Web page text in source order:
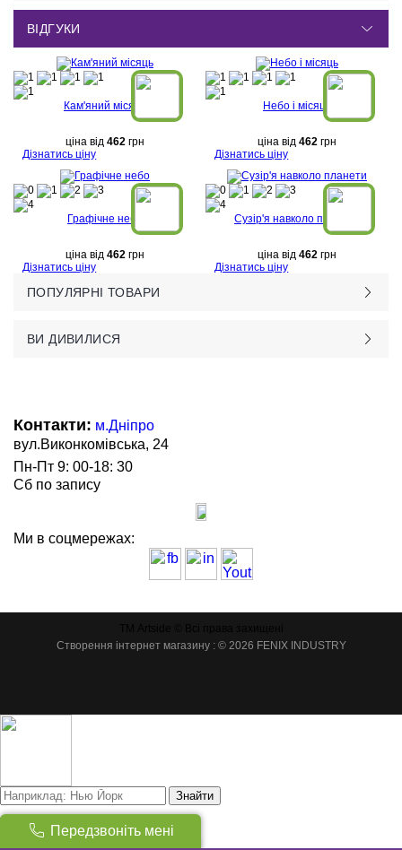
ВІДГУКИ
Кам'яний місяць
ціна від 462 грн
Дізнатись ціну
Небо і місяць
ціна від 462 грн
Дізнатись ціну
Графічне небо
ціна від 462 грн
Дізнатись ціну
Сузір'я навколо планети
ціна від 462 грн
Дізнатись ціну
ПОПУЛЯРНІ ТОВАРИ
ВИ ДИВИЛИСЯ
Контакти: м.Дніпро
вул.Виконкомівська, 24
Пн-Пт 9: 00-18: 30
Сб по запису
Ми в соцмережах:
Створення інтернет магазину : © 2026 FENIX INDUSTRY
Знайти
Товарів: 0)
0грнПередзвоніть мені